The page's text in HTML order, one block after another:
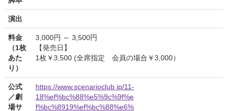
演出
料金
（1枚
あた
り）
3,000円 ～ 3,500円
【発売日】
1枚￥3,500 (全席指定 会員の場合￥3,000）
公式
／劇
場サ
https://www.scenarioclub.jp/11-
18%ef%bc%88%e5%9c%9f%e
f%bc%8919%ef%bc%88%e6%